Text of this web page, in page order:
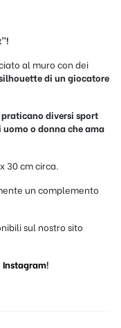
al muro con dei
di un giocatore
diversi sport
uomo o donna che ama
30 cm circa.
un complemento
sul nostro sito
Instagram!